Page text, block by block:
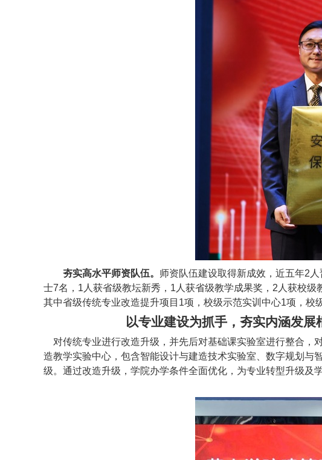
夯实高水平师资队伍。 师资队伍建设取得新成效，近五年2
士7名， 1 人获省级教坛新秀， 1 人获省级教学成果奖， 2 人获校级
其中省级传统专业改造提升项目 1项，校级示范实训中心1项，校
以专业建设为抓手，夯实内涵发展
对传统专业进行改造升级，并先后对基础课实验室进行整合，
造教学实验中心，包含智能设计与建造技术实验室、数字规划
级。通过改造升级，学院办学条件全面优化，为专业转型升级及